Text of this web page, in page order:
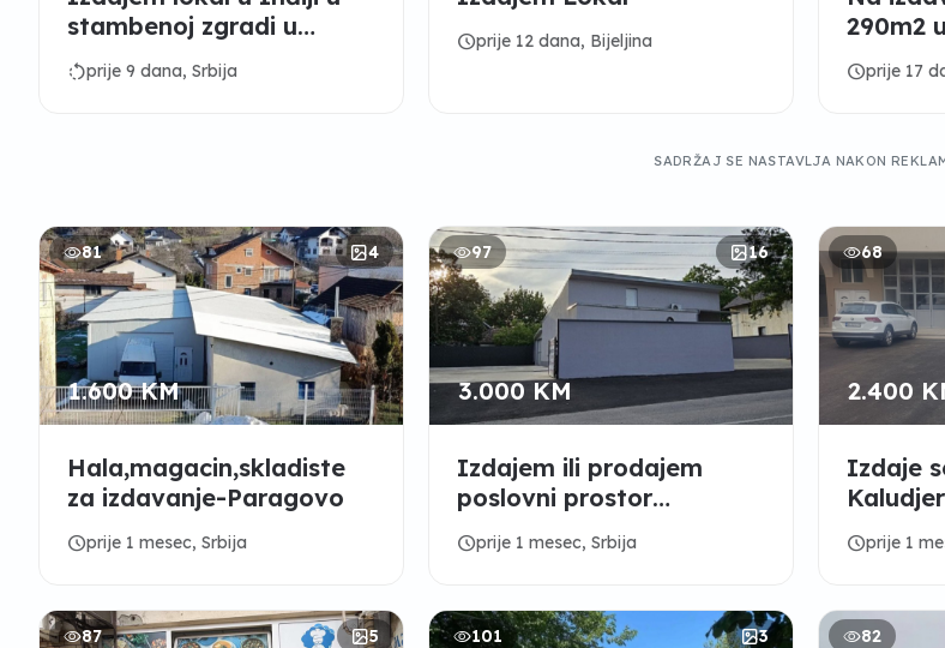
stambenoj zgradi u
centru grada
rotate_leftprije 9 dana, Srbija
scheduleprije 12 dana, Bijeljina
290m2
scheduleprije 17
SADRŽAJ SE NASTAVLJA NAKON
81 4
1.600 KM
Hala,magacin,skladiste
za izdavanje-Paragovo
scheduleprije 1 mesec, Srbija
97 16
3.000 KM
Izdajem ili prodajem
poslovni prostor
Smederevo-Vodanj
scheduleprije 1 mesec, Srbija
68
2.400
Izdaje
scheduleprije 1
87 5 101 3 82